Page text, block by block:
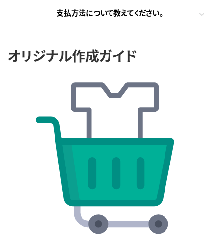
支払方法について教えてください。
オリジナル作成ガイド